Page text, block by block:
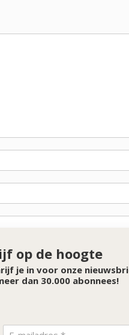
op de hoogte
je in voor onze
dan 30.000 abonnees!